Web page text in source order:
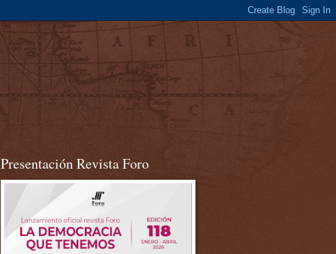
Presentación Revista Foro